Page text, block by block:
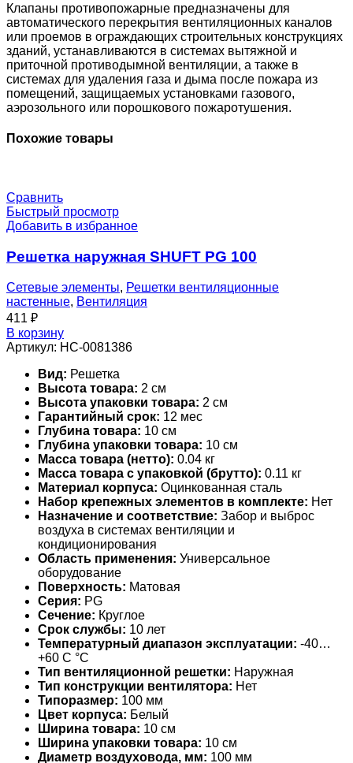
Клапаны противопожарные предназначены для
автоматического перекрытия вентиляционных каналов
или проемов в ограждающих строительных конструкциях
зданий, устанавливаются в системах вытяжной и
приточной противодымной вентиляции, а также в
системах для удаления газа и дыма после пожара из
помещений, защищаемых установками газового,
аэрозольного или порошкового пожаротушения.
Похожие товары
Сравнить
Быстрый просмотр
Добавить в избранное
Решетка наружная SHUFT PG 100
Сетевые элементы, Решетки вентиляционные
настенные, Вентиляция
411 ₽
В корзину
Артикул: НС-0081386
Вид: Решетка
Высота товара: 2 см
Высота упаковки товара: 2 см
Гарантийный срок: 12 мес
Глубина товара: 10 см
Глубина упаковки товара: 10 см
Масса товара (нетто): 0.04 кг
Масса товара с упаковкой (брутто): 0.11 кг
Материал корпуса: Оцинкованная сталь
Набор крепежных элементов в комплекте: Нет
Назначение и соответствие: Забор и выброс
воздуха в системах вентиляции и
кондиционирования
Область применения: Универсальное
оборудование
Поверхность: Матовая
Серия: PG
Сечение: Круглое
Срок службы: 10 лет
Температурный диапазон эксплуатации: -40…
+60 С °С
Тип вентиляционной решетки: Наружная
Тип конструкции вентилятора: Нет
Типоразмер: 100 мм
Цвет корпуса: Белый
Ширина товара: 10 см
Ширина упаковки товара: 10 см
Диаметр воздуховода, мм: 100 мм